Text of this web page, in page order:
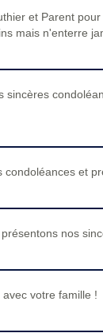
et Parent
mais n'enterre
sincères
et
nos
votre famille !